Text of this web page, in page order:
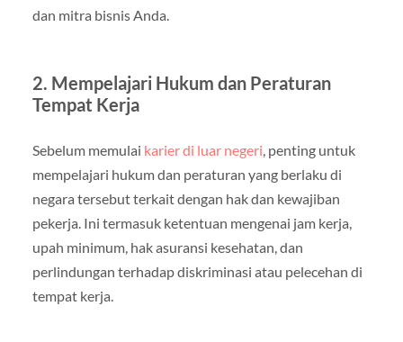
dan mitra bisnis Anda.
2. Mempelajari Hukum dan Peraturan
Tempat Kerja
Sebelum memulai karier di luar negeri , penting untuk
mempelajari hukum dan peraturan yang berlaku di
negara tersebut terkait dengan hak dan kewajiban
pekerja. Ini termasuk ketentuan mengenai jam kerja,
upah minimum, hak asuransi kesehatan, dan
perlindungan terhadap diskriminasi atau pelecehan di
tempat kerja.